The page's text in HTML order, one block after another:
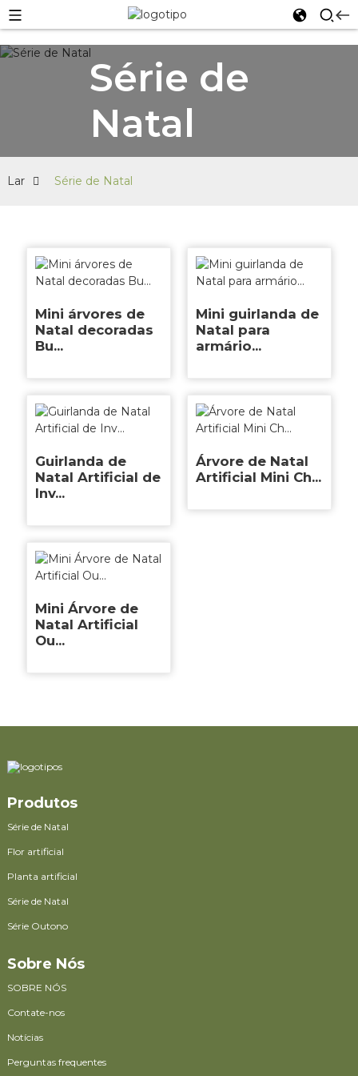
Série de
Natal
Lar Série de Natal
Mini árvores de
Natal decoradas
Bu...
Mini guirlanda de
Natal para
armário...
Guirlanda de
Natal Artificial de
Inv...
Árvore de Natal
Artificial Mini Ch...
Mini Árvore de
Natal Artificial
Ou...
Produtos
Série de Natal
Flor artificial
Planta artificial
Série de Natal
Série Outono
Sobre Nós
SOBRE NÓS
Contate-nos
Notícias
Perguntas frequentes